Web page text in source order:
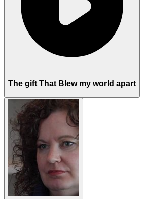
The gift That Blew my world apart